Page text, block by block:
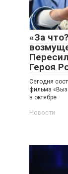
«За
Героя
Сегодня
фильма
в октябре
Новости